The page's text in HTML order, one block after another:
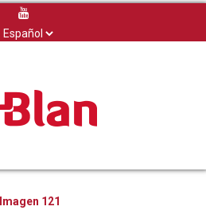
Elegir
Imagen 121